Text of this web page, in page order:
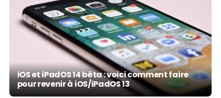
iOS et iPadOS 14 bêta : voici comment faire
pour revenir à iOS/iPadOS 13